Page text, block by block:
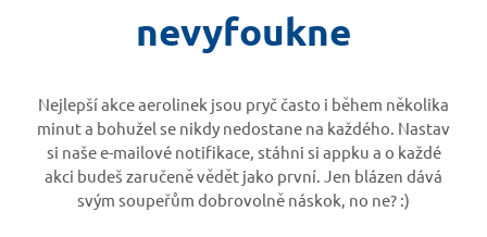
nevyfoukne
Nejlepší akce aerolinek jsou pryč často i během několika
minut a bohužel se nikdy nedostane na každého. Nastav
si naše e-mailové notifikace, stáhni si appku a o každé
akci budeš zaručeně vědět jako první. Jen blázen dává
svým soupeřům dobrovolně náskok, no ne? :)